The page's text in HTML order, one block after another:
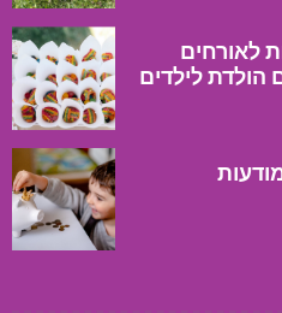
לאורחים
לילדים